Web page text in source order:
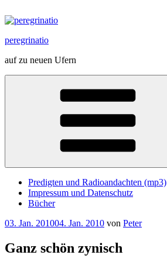
Inhalt
peregrinatio
auf zu neuen Ufern
Predigten und Radioandachten (mp3)
Impressum und Datenschutz
Bücher
Veröffentlicht
03. Jan. 201004. Jan. 2010 von Peter
Ganz schön zynisch